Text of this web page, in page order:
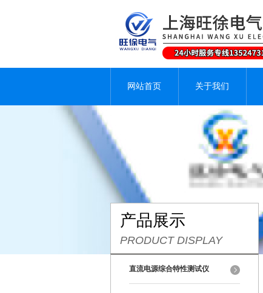
网站首页 关于我们
产品展示
PRODUCT DISPLAY
直流电源综合特性测试仪